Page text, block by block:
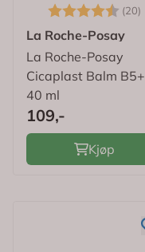
Karakter: (20)
La Roche-Posay
La Roche-Posay
Cicaplast Balm B5+
40 ml
109,-
Kjøp